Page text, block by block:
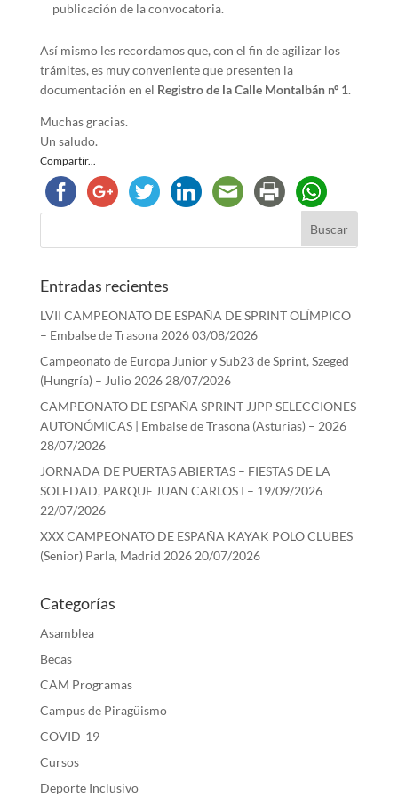
publicación de la convocatoria.
Así mismo les recordamos que, con el fin de agilizar los
trámites, es muy conveniente que presenten la
documentación en el Registro de la Calle Montalbán nº 1.
Muchas gracias.
Un saludo.
Compartir...
Entradas recientes
LVII CAMPEONATO DE ESPAÑA DE SPRINT OLÍMPICO
– Embalse de Trasona 202603/08/2026
Campeonato de Europa Junior y Sub23 de Sprint, Szeged
(Hungría) – Julio 2026 28/07/2026
CAMPEONATO DE ESPAÑA SPRINT JJPP SELECCIONES
AUTONÓMICAS | Embalse de Trasona (Asturias) – 2026
28/07/2026
JORNADA DE PUERTAS ABIERTAS – FIESTAS DE LA
SOLEDAD, PARQUE JUAN CARLOS I – 19/09/2026
22/07/2026
XXX CAMPEONATO DE ESPAÑA KAYAK POLO CLUBES
(Senior) Parla, Madrid 2026 20/07/2026
Categorías
Asamblea
Becas
CAM Programas
Campus de Piragüismo
COVID-19
Cursos
Deporte Inclusivo